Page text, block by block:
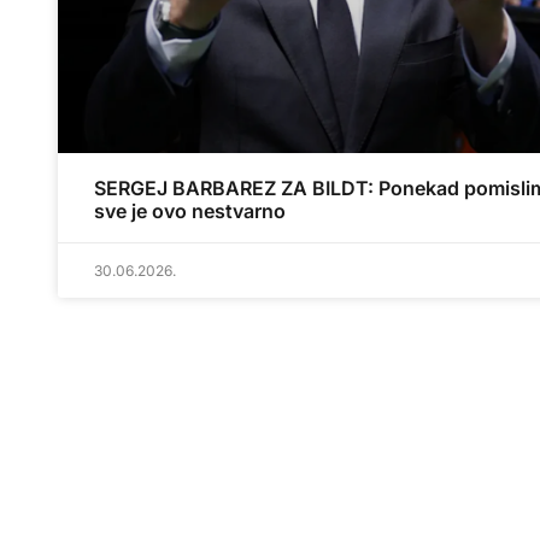
SERGEJ BARBAREZ ZA BILDT: Ponekad
sve je ovo nestvarno
30.06.2026.